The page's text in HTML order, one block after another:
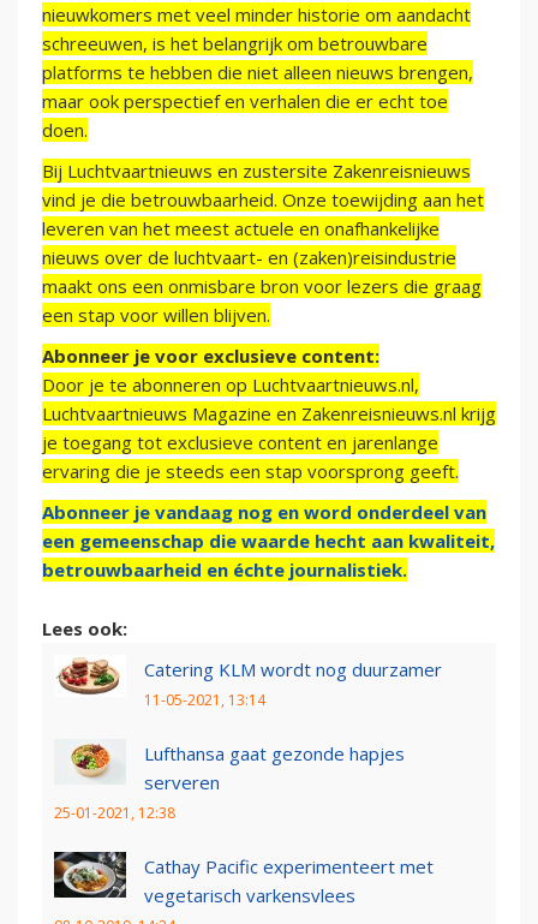
nieuwkomers met veel minder historie om aandacht
schreeuwen, is het belangrijk om betrouwbare
platforms te hebben die niet alleen nieuws brengen,
maar ook perspectief en verhalen die er echt toe
doen.
Bij Luchtvaartnieuws en zustersite Zakenreisnieuws
vind je die betrouwbaarheid. Onze toewijding aan het
leveren van het meest actuele en onafhankelijke
nieuws over de luchtvaart- en (zaken)reisindustrie
maakt ons een onmisbare bron voor lezers die graag
een stap voor willen blijven.
Abonneer je voor exclusieve content:
Door je te abonneren op Luchtvaartnieuws.nl,
Luchtvaartnieuws Magazine en Zakenreisnieuws.nl krijg
je toegang tot exclusieve content en jarenlange
ervaring die je steeds een stap voorsprong geeft.
Abonneer je vandaag nog en word onderdeel van
een gemeenschap die waarde hecht aan kwaliteit,
betrouwbaarheid en échte journalistiek.
Lees ook:
Catering KLM wordt nog duurzamer
11-05-2021, 13:14
Lufthansa gaat gezonde hapjes
serveren
25-01-2021, 12:38
Cathay Pacific experimenteert met
vegetarisch varkensvlees